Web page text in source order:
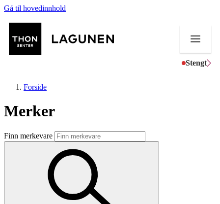
Gå til hovedinnhold
Stengt
Butikker
Mat og drikke
Aktiviteter
Forside
Merker
Finn merkevare